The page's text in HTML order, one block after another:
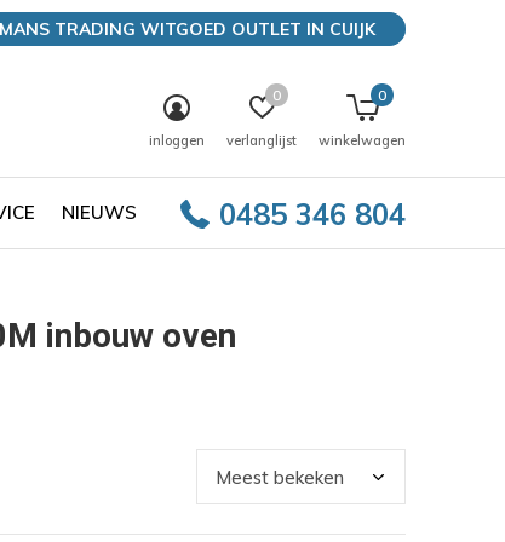
NIEUWS 0485 346 804
inloggen verlanglijst
0
winkelwagen
0
TRADING WITGOED OUTLET IN CUIJK
inbouw oven